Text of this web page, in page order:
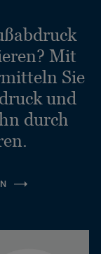
Mit
Sie
und
durch